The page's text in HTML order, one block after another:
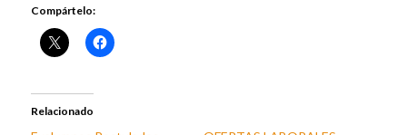
Compártelo:
Relacionado